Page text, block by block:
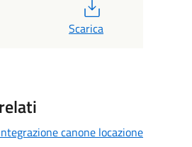
Scarica
canone locazione